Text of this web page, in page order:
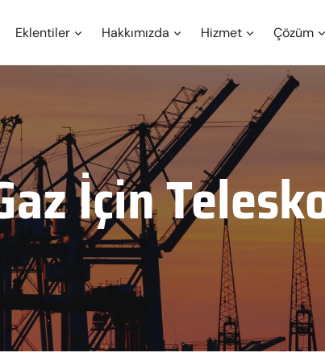
Eklentiler Hakkımızda Hizmet Çözüm
İçin